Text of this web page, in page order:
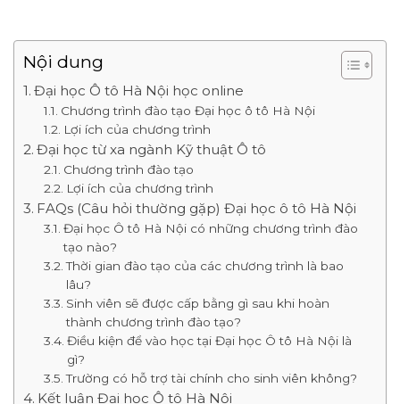
Nội dung
Đại học Ô tô Hà Nội học online
Chương trình đào tạo Đại học ô tô Hà Nội
Lợi ích của chương trình
Đại học từ xa ngành Kỹ thuật Ô tô
Chương trình đào tạo
Lợi ích của chương trình
FAQs (Câu hỏi thường gặp) Đại học ô tô Hà Nội
Đại học Ô tô Hà Nội có những chương trình đào
tạo nào?
Thời gian đào tạo của các chương trình là bao
lâu?
Sinh viên sẽ được cấp bằng gì sau khi hoàn
thành chương trình đào tạo?
Điều kiện để vào học tại Đại học Ô tô Hà Nội là
gì?
Trường có hỗ trợ tài chính cho sinh viên không?
Kết luận Đại học Ô tô Hà Nội